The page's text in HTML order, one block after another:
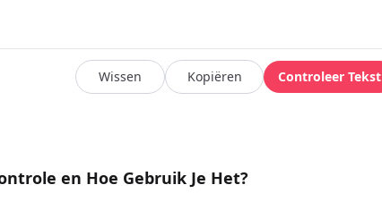
Wissen Kopiëren Controleer Tekst
en Hoe Gebruik Je Het?